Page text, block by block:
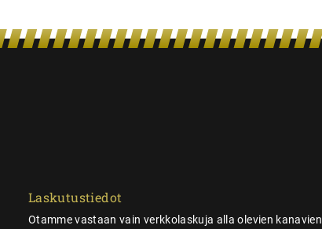
Laskutustiedot
Otamme vastaan vain verkkolaskuja alla olevien kanavien